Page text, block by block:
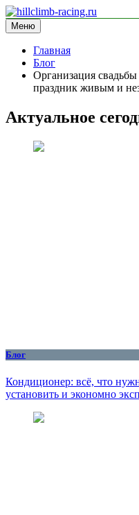
Перейти
к
содержимому
hillclimb-racing.ru
информационный сайт
Меню
Главная
Блог
Организация свадьбы
праздник живым и
Актуальное
Блог
Кондиционер: всё, что
установить и экономно